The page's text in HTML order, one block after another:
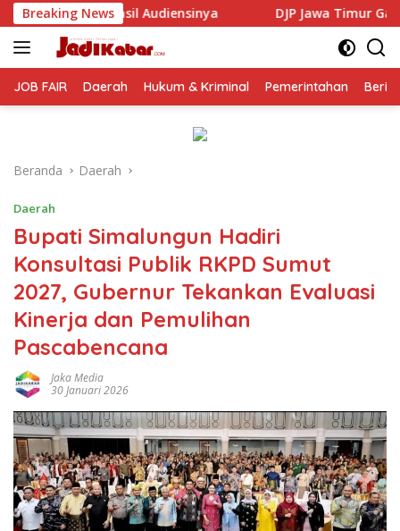
Langsung
ke
konten
Breaking NewsDJP Jawa Timur Gandeng GP Ansor Tingkatkan
JOB FAIR Daerah Hukum & Kriminal Pemerintahan
Beranda Daerah
Daerah
Bupati Simalungun Hadiri
Konsultasi Publik RKPD Sumut
2027, Gubernur Tekankan Evaluasi
Kinerja dan Pemulihan
Pascabencana
Jaka Media
30 Januari 2026